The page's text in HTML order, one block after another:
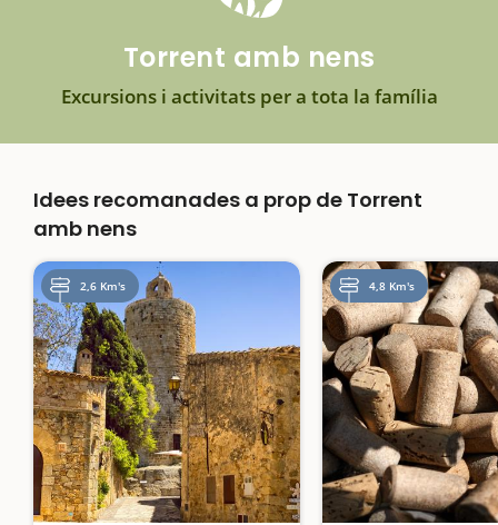
Torrent amb nens
Excursions i activitats per a tota la família
Idees recomanades a prop de Torrent
amb nens
2,6 Km's 4,8 Km's